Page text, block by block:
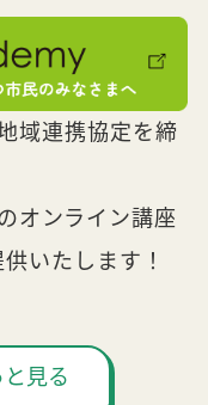
域連携協定を締
オンライン講座
いたします！
見る